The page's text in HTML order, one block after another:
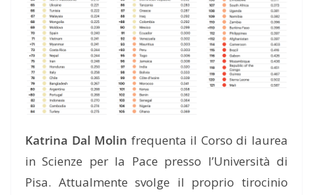
Katrina Dal Molin frequenta il Corso di laurea
in Scienze per la Pace presso l’Università di
Pisa. Attualmente svolge il proprio tirocinio